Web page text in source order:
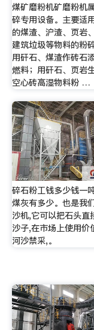
煤矿磨粉机矿磨粉机
碎专用设备。主要适
的煤渣、沪渣、页岩
建筑垃圾等物料的粉
用矸石、煤渣作砖石
燃料；用矸石、页岩
空心砖高湿物料粉 …
碎石粉工钱多少钱一
煤灰有多少。也是我
沙机,它可以把石头直
沙子,在市场上使用价
河沙禁采,。